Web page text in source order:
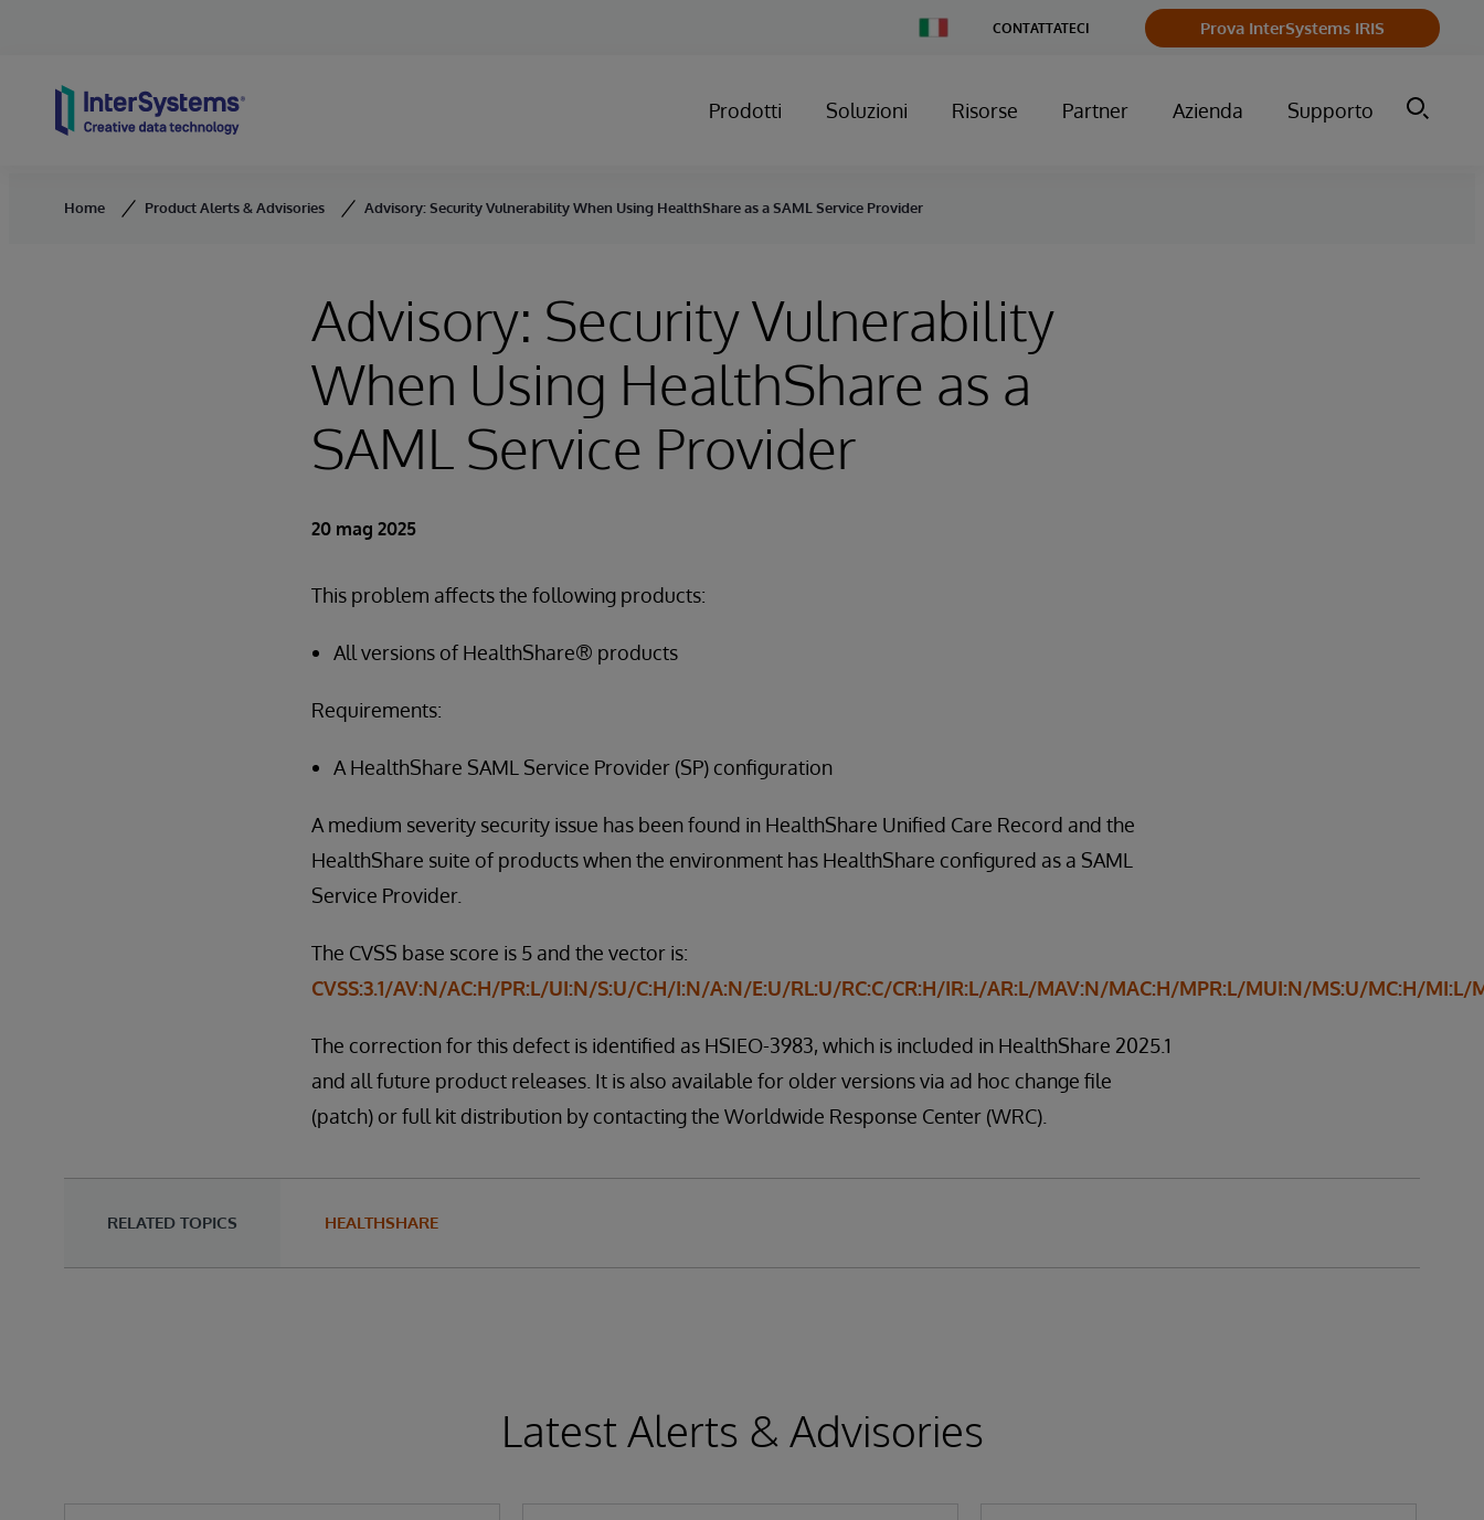
Country
CONTATTATECI Prova InterSystems IRIS
Prodotti Soluzioni Risorse Partner Azienda Supporto
Home Product Alerts & Advisories Advisory: Security Vulnerability When Using HealthShare as a SAML Service Provider
Advisory: Security Vulnerability
When Using HealthShare as a
SAML Service Provider
20 mag 2025
This problem affects the following products:
All versions of HealthShare® products
Requirements:
A HealthShare SAML Service Provider (SP) configuration
A medium severity security issue has been found in HealthShare Unified Care Record and the
HealthShare suite of products when the environment has HealthShare configured as a SAML
Service Provider.
The CVSS base score is 5 and the vector is:
CVSS:3.1/AV:N/AC:H/PR:L/UI:N/S:U/C:H/I:N/A:N/E:U/RL:U/RC:C/CR:H/IR:L/AR:L/MAV:N/MAC:H/MPR:L/MUI:N/MS:U/MC:H/MI:L/
The correction for this defect is identified as HSIEO-3983, which is included in HealthShare 2025.1
and all future product releases. It is also available for older versions via ad hoc change file
(patch) or full kit distribution by contacting the Worldwide Response Center (WRC).
RELATED TOPICS HEALTHSHARE
Latest Alerts & Advisories